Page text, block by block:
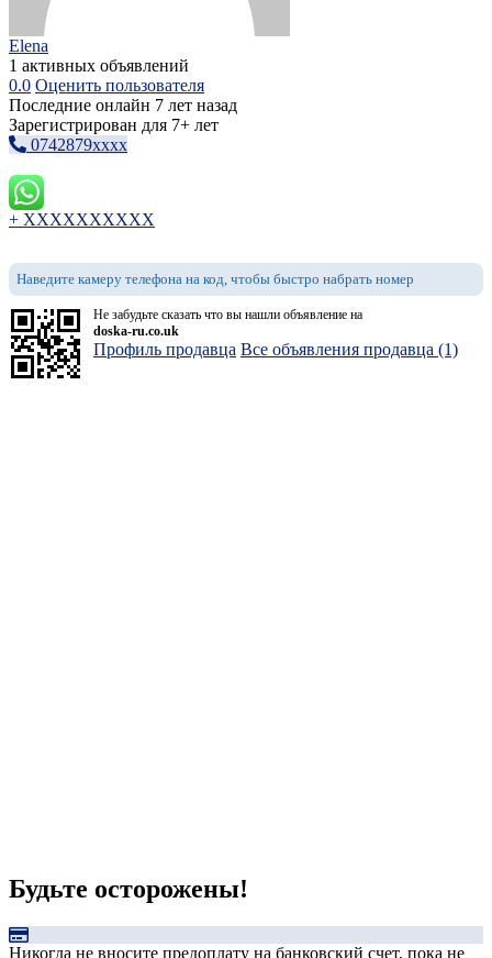
Elena
1 активных объявлений
0.0 Оценить пользователя
Последние онлайн 7 лет назад
Зарегистрирован для 7+ лет
0742879xxxx
+ XXXXXXXXXX
Наведите камеру телефона на код, чтобы быстро набрать номер
Не забудьте сказать что вы нашли объявление на
doska-ru.co.uk
Профиль продавца Все объявления продавца (1)
Будьте осторожены!
Никогда не вносите предоплату на банковский счет, пока не